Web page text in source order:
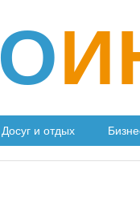
О
Досуг и отдых